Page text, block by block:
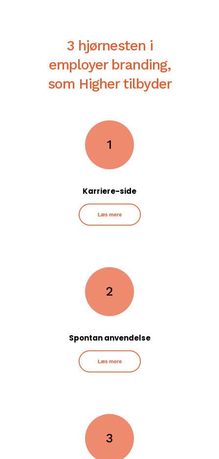
3 hjørnesten i
employer branding,
som Higher tilbyder
Karriere-side
Spontan anvendelse